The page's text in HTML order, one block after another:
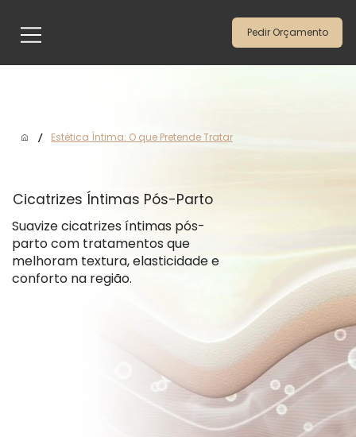
Pedir Orçamento
/ Estética Íntima: O que Pretende Tratar
Cicatrizes Íntimas Pós-Parto
Suavize cicatrizes íntimas pós-
parto com tratamentos que
melhoram textura, elasticidade e
conforto na região.